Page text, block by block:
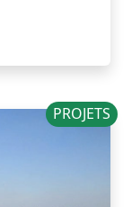
PROJETS